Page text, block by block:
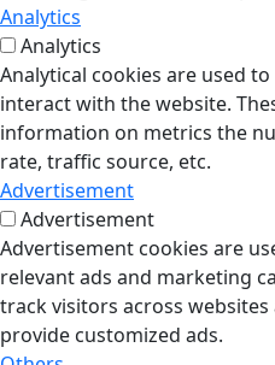
Analytics
Analytics
Analytical cookies are used
interact with the website.
information on metrics the
rate, traffic source, etc.
Advertisement
Advertisement
Advertisement cookies are
relevant ads and marketing
track visitors across
provide customized ads.